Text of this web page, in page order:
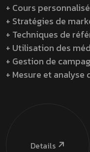
+ Cours
+ Stratégies de
+ Techniques de
+ Utilisation des
+ Gestion de
+ Mesure et analyse
Details